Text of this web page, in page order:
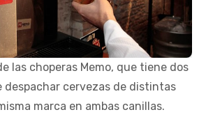
las choperas Memo, que tiene dos
despachar cervezas de distintas
marca en ambas canillas.